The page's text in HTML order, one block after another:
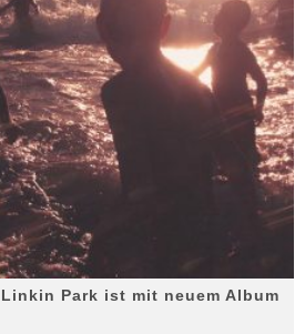
Park ist mit neuem Album